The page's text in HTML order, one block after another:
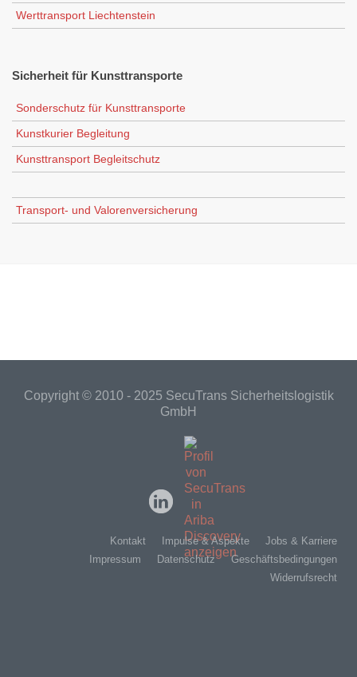
Werttransport Liechtenstein
Sicherheit für Kunsttransporte
Sonderschutz für Kunsttransporte
Kunstkurier Begleitung
Kunsttransport Begleitschutz
Transport- und Valorenversicherung
Copyright © 2010 - 2025 SecuTrans Sicherheitslogistik
GmbH
Jobs & Karriere
Impulse & Aspekte
Kontakt
Geschäftsbedingungen
Datenschutz
Impressum
Widerrufsrecht